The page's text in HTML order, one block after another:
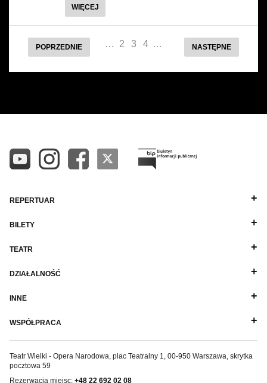
WIĘCEJ
POPRZEDNIE … 2 3 4 … NASTĘPNE
REPERTUAR
BILETY
TEATR
DZIAŁALNOŚĆ
INNE
WSPÓŁPRACA
Teatr Wielki - Opera Narodowa, plac Teatralny 1, 00-950 Warszawa, skrytka
pocztowa 59
Rezerwacja miejsc: +48 22 692 02 08